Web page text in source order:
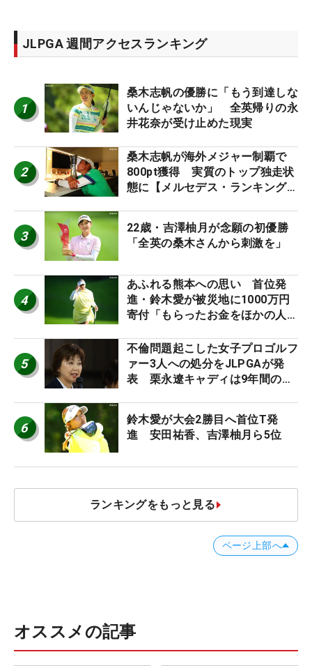
JLPGA 週間アクセスランキング
1
桑木志帆の優勝に「もう到達しな
いんじゃないか」 全英帰りの永
井花奈が受け止めた現実
2
桑木志帆が海外メジャー制覇で
800pt獲得 実質のトップ独走状
態に【メルセデス・ランキング番
3
22歳・吉澤柚月が念願の初優勝
「全英の桑木さんから刺激を」
4
あふれる熊本への思い 首位発
進・鈴木愛が被災地に1000万円
寄付「もらったお金をほかの人
5
不倫問題起こした女子プロゴルフ
ァー3人への処分をJLPGAが発
表 栗永遼キャディは9年間の立
6
鈴木愛が大会2勝目へ首位T発
進 安田祐香、吉澤柚月ら5位
ランキングをもっと見る
ページ上部へ
オススメの記事